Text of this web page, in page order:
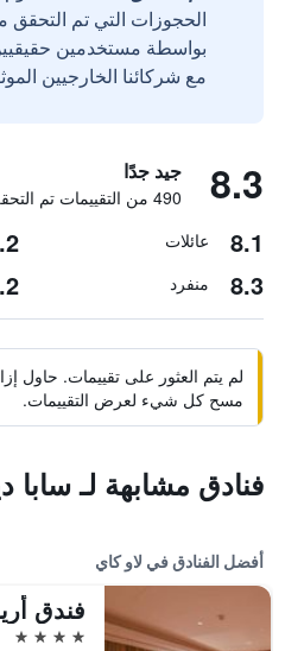
الحجوزات التي تم التحقق
مع شركائنا الخارجيين
8.3 جيد جدًا
490 من التقييمات تم التحقق منها
8.1 عائلات
8.3 منفرد
لم يتم العثور على تقييمات. حاول
مسح كل شيء لعرض التقييمات.
فنادق مشابهة لـ سابا
أفضل الفنادق في لاو كاي
4 نجوم